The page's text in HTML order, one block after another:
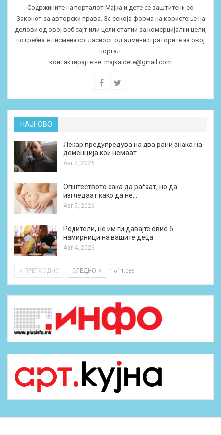
Содржините на порталот Мајка и дете се заштитени со
Законот за авторски права. За секоја форма на користење на
делови од овој веб сајт или цели статии за комерцијални цели,
потребна е писмена согласност од администраторите на овој
портал.
контактирајте не: majkaidete@gmail.com
НАЈНОВО
Лекар предупредува на два рани знака на
деменција кои немаат…
Авг 7, 2026
Општеството сака да раѓаат, но да
изгледаат како да не…
Авг 5, 2026
Родители, не им ги давајте овие 5
намирници на вашите деца
Авг 4, 2026
ПРЕТХОДНО СЛЕДНО 1 of 1.085